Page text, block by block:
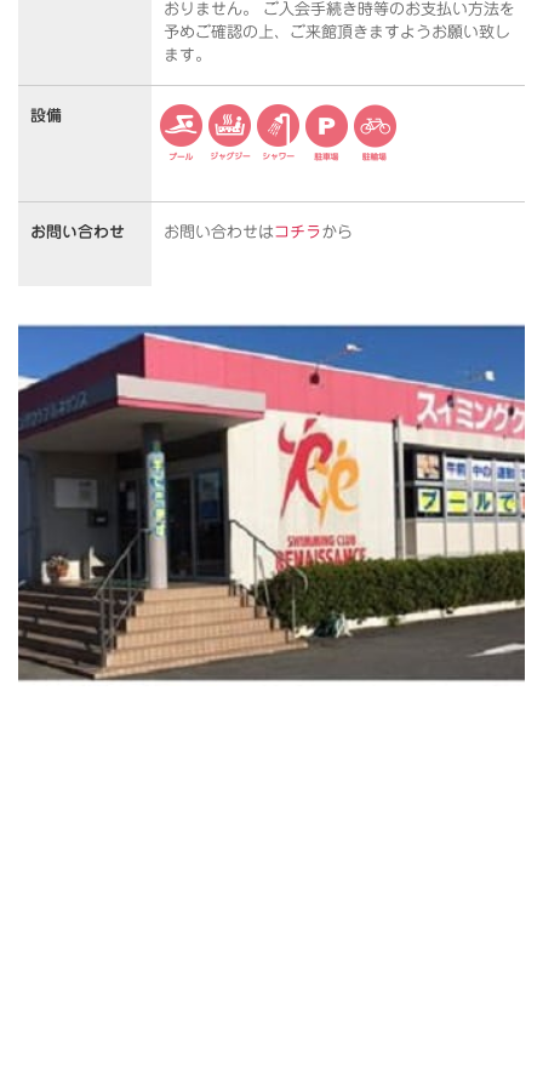
おりません。 ご入会手続き時等のお支払い方法を
予めご確認の上、ご来館頂きますようお願い致し
ます。
設備
お問い合わせ お問い合わせはコチラから